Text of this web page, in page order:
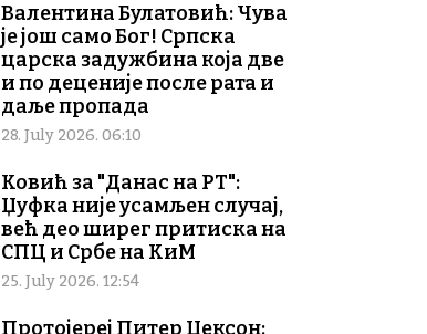
Валентина Булатовић: Чува
је још само Бог! Српска
царска задужбина која две
и по деценије после рата и
даље пропада
28. July 2026. 06:10
Ковић за "Данас на РТ":
Џуфка није усамљен случај,
већ део ширег притиска на
СПЦ и Србе на КиМ
25. July 2026. 12:54
Протојереј Питер Џексон: